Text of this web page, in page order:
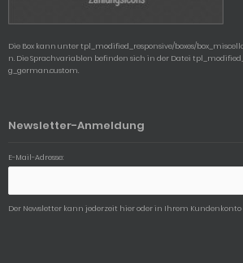
Die Box kann unter tpl_modified_responsive/boxes/
n. Die Sprachvariablen befinden sich in der Datei
g_german.custom.
Newsletter-Anmeldung
E-Mail-Adresse:
Der Newsletter kann jederzeit hier oder in Ihrem Kundenkonto